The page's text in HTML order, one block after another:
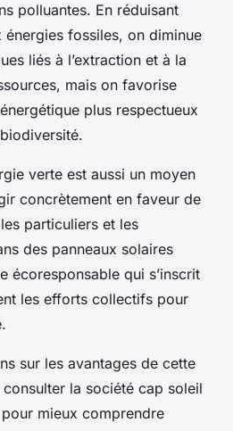
polluantes. En réduisant
énergies fossiles, on diminue
liés à l’extraction et à la
mais on favorise
plus respectueux
verte est aussi un moyen
concrètement en faveur de
particuliers et les
des panneaux solaires
écoresponsable qui s’inscrit
les efforts collectifs pour
sur les avantages de cette
la société cap soleil
mieux comprendre